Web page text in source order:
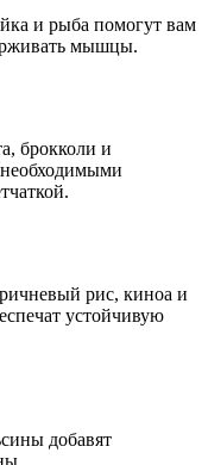
и рыба помогут вам
мышцы.
брокколи и
необходимыми
рис, киноа и
устойчивую
добавят